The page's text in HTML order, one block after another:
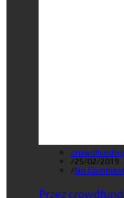
/25/02/2019
/No
Przez